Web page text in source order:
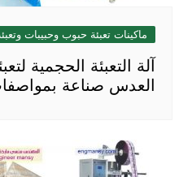
ماكينات تعبئة حبوب وحبيبات
آلة التعبئة الحجمية
العدس صناعة